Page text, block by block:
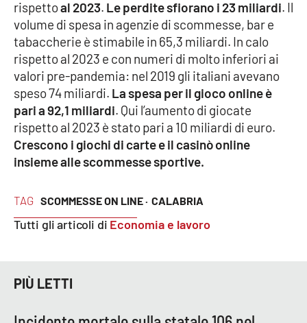
LAC
NETWORK
Lacplay.it
Lactv.it
Laconair.it
Lacapitalenews.it
Cosenzachannel.it
Ilvibonese.it
TAG SCOMMESSE ON LINE · CALABRIA
Tutti gli articoli di Economia e lavoro
rispettoal 2023. Le perdite sfiorano i 23 miliardi. Il
volume di spesa in agenzie di scommesse, bar e
tabaccherie è stimabile in 65,3 miliardi. In calo
rispetto al 2023 e con numeri di molto inferiori ai
valori pre-pandemia: nel 2019 gli italiani avevano
speso 74 miliardi. La spesa per il gioco online è
pari a 92,1 miliardi. Qui l’aumento di giocate
rispetto al 2023 è stato pari a 10 miliardi di euro.
Crescono i giochi di carte e il casinò online
insieme alle scommesse sportive.
PIÙ LETTI